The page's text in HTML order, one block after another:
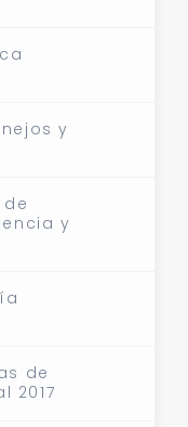
y
y
de
2017